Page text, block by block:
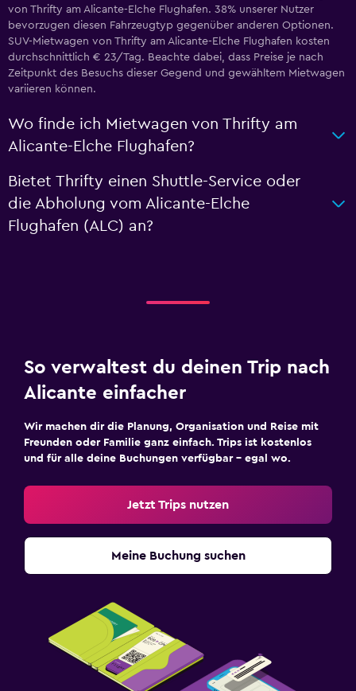
von Thrifty am Alicante-Elche Flughafen. 38% unserer Nutzer
bevorzugen diesen Fahrzeugtyp gegenüber anderen Optionen.
SUV-Mietwagen von Thrifty am Alicante-Elche Flughafen kosten
durchschnittlich € 23/Tag. Beachte dabei, dass Preise je nach
Zeitpunkt des Besuchs dieser Gegend und gewähltem Mietwagen
variieren können.
Wo finde ich Mietwagen von Thrifty am
Alicante-Elche Flughafen?
Bietet Thrifty einen Shuttle-Service oder
die Abholung vom Alicante-Elche
Flughafen (ALC) an?
So verwaltest du deinen Trip nach
Alicante einfacher
Wir machen dir die Planung, Organisation und Reise mit
Freunden oder Familie ganz einfach. Trips ist kostenlos
und für alle deine Buchungen verfügbar – egal wo.
Jetzt Trips nutzen
Meine Buchung suchen